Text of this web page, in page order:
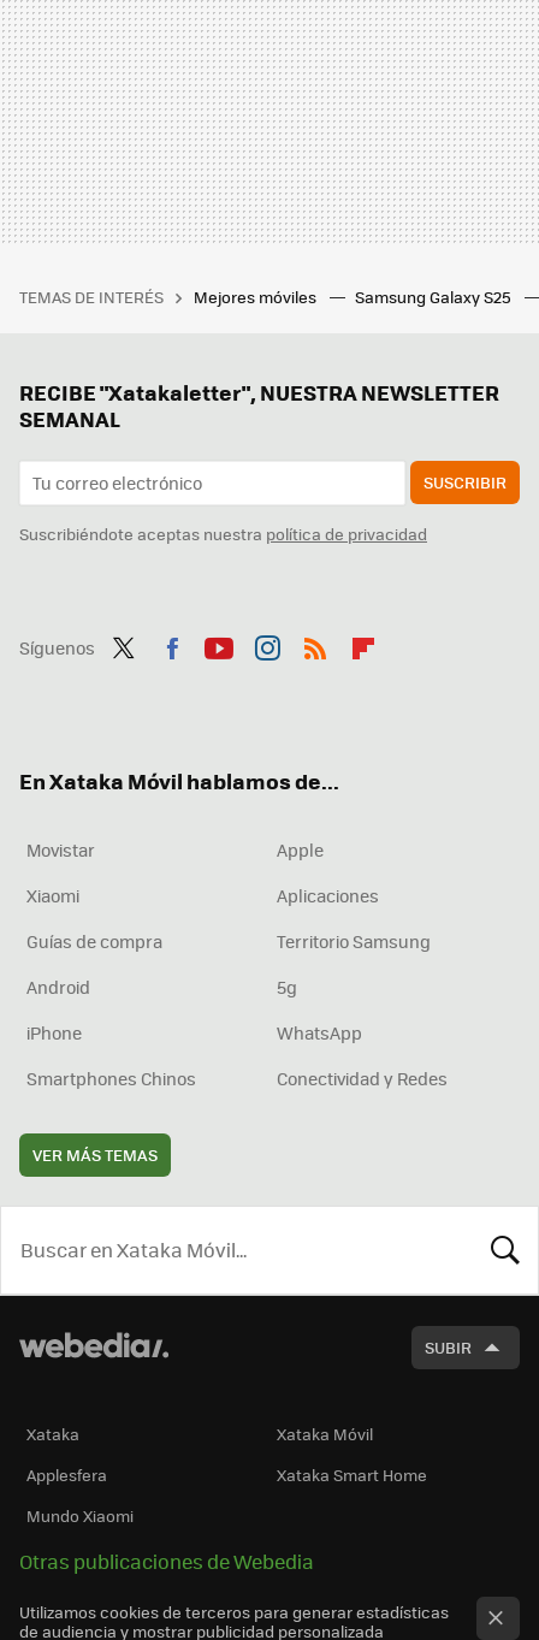
TEMAS DE INTERÉS Mejores móviles Samsung Galaxy S25
RECIBE "Xatakaletter", NUESTRA NEWSLETTER
SEMANAL
SUSCRIBIR
Suscribiéndote aceptas nuestra política de privacidad
Síguenos
En Xataka Móvil hablamos de...
Movistar
Apple
Xiaomi
Aplicaciones
Guías de compra
Territorio Samsung
Android
5g
iPhone
WhatsApp
Smartphones Chinos
Conectividad y Redes
VER MÁS TEMAS
SUBIR
Xataka
Xataka Móvil
Applesfera
Xataka Smart Home
Mundo Xiaomi
Otras publicaciones de Webedia
Utilizamos cookies de terceros para generar estadísticas
de audiencia y mostrar publicidad personalizada